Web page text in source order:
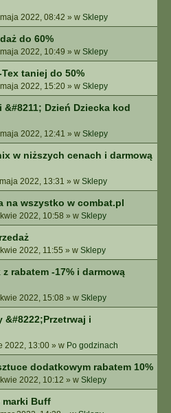
2022, 08:42 » w Sklepy
do 60%
2022, 10:49 » w Sklepy
taniej do 50%
2022, 15:20 » w Sklepy
Dzień Dziecka kod
2022, 12:41 » w Sklepy
w niższych cenach i darmową
2022, 13:31 » w Sklepy
na wszystko w combat.pl
2022, 10:58 » w Sklepy
2022, 11:55 » w Sklepy
rabatem -17% i darmową
2022, 15:08 » w Sklepy
i
2022, 13:00 » w Po godzinach
dodatkowym rabatem 10%
2022, 10:12 » w Sklepy
marki Buff